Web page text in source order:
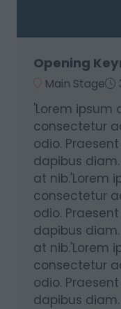
Opening
Main Stage
'Lorem ipsum
consectetur
odio.
dapibus
at nib.'Lorem
consectetur
odio.
dapibus
at nib.'Lorem
consectetur
odio.
dapibus